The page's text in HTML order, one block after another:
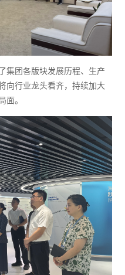
集团各版块发展历程、生产
向行业龙头看齐，持续加大
面。